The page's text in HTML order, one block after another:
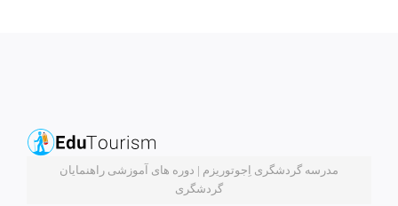
مدرسه گردشگری اِجوتوریزم | دوره های آموزشی راهنمایان
گردشگری